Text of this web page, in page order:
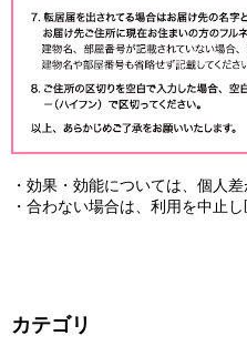
・効果・効能については、個人
・合わない場合は、利用を中止
カテゴリ